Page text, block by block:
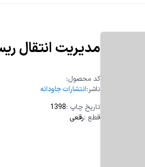
مدیریت انتقال
:کد محصول
:ناشر انتشارات جاودانه
: تاریخ چاپ 1398
: قطع رقعی